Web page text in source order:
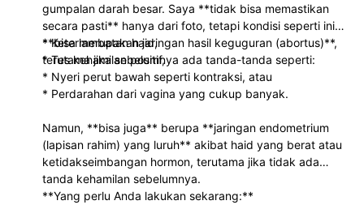
gumpalan darah besar. Saya **tidak bisa memastikan
secara pasti** hanya dari foto, tetapi kondisi seperti ini
**bisa merupakan jaringan hasil keguguran (abortus)**,
terutama jika sebelumnya ada tanda-tanda seperti:
* Keterlambatan haid,
* Tes kehamilan positif,
* Nyeri perut bawah seperti kontraksi, atau
* Perdarahan dari vagina yang cukup banyak.
Namun, **bisa juga** berupa **jaringan endometrium
(lapisan rahim) yang luruh** akibat haid yang berat atau
ketidakseimbangan hormon, terutama jika tidak ada
tanda kehamilan sebelumnya.
**Yang perlu Anda lakukan sekarang:**